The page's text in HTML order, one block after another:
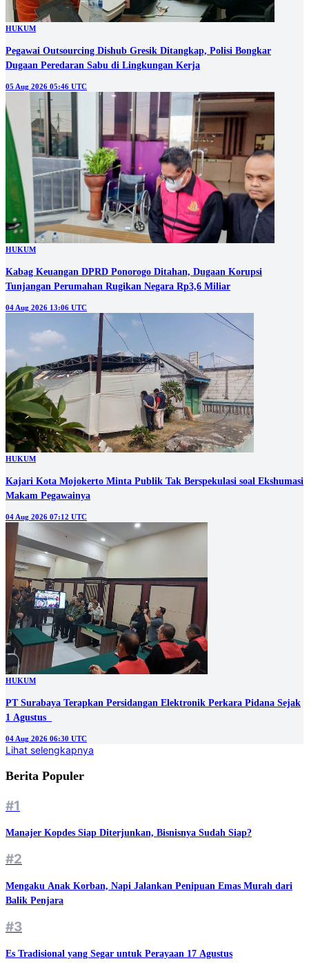
HUKUM
Pegawai Outsourcing Dishub Gresik Ditangkap, Polisi Bongkar
Dugaan Peredaran Sabu di Lingkungan Kerja
05 Aug 2026 05:46 UTC
HUKUM
Kabag Keuangan DPRD Ponorogo Ditahan, Dugaan Korupsi
Tunjangan Perumahan Rugikan Negara Rp3,6 Miliar
04 Aug 2026 13:06 UTC
HUKUM
Kajari Kota Mojokerto Minta Publik Tak Berspekulasi soal Ekshumasi
Makam Pegawainya
04 Aug 2026 07:12 UTC
HUKUM
PT Surabaya Terapkan Persidangan Elektronik Perkara Pidana Sejak
1 Agustus
04 Aug 2026 06:30 UTC
Lihat selengkapnya
Berita Populer
#1
Manajer Kopdes Siap Diterjunkan, Bisnisnya Sudah Siap?
#2
Mengaku Anak Korban, Napi Jalankan Penipuan Emas Murah dari
Balik Penjara
#3
Es Tradisional yang Segar untuk Perayaan 17 Agustus